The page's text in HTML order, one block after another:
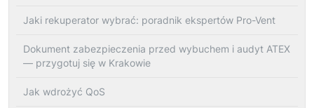
Jaki rekuperator wybrać: poradnik ekspertów Pro-Vent
Dokument zabezpieczenia przed wybuchem i audyt ATEX
— przygotuj się w Krakowie
Jak wdrożyć QoS